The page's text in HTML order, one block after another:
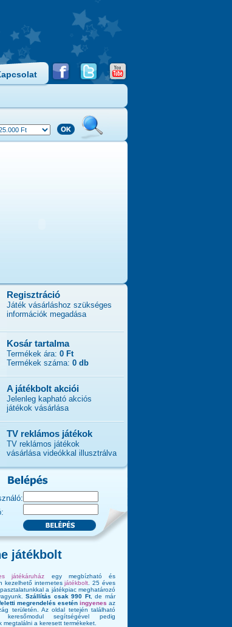
Regisztráció
Játék vásárláshoz szükséges
információk megadása
Kosár tartalma
Termékek ára: 0 Ft
Termékek száma: 0 db
A játékbolt akciói
Jelenleg kapható akciós
játékok vásárlása
TV reklámos játékok
TV reklámos játékok
vásárlása videókkal illusztrálva
játékbolt
játékáruház egy megbízható és
kezelhető internetesjátékbolt . 25 éves
a játékpiac meghatározó
Szállítás csak 990 Ft, de már
megrendelés esetén ingyenes az
területén. Az oldal tetején található
keresőmodul segítségével pedig
megtalálni a keresett termékeket.